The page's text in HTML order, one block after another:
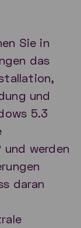
Sie in
das
und
5.3
und werden
daran